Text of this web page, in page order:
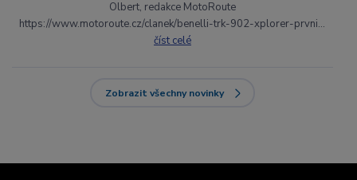
Olbert, redakce MotoRoute
https://www.motoroute.cz/clanek/benelli-trk-902-xplorer-prvni...
číst celé
Zobrazit všechny novinky